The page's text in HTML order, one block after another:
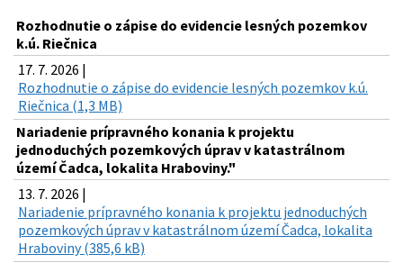
Rozhodnutie o zápise do evidencie lesných pozemkov
k.ú. Riečnica
17. 7. 2026 |
Rozhodnutie o zápise do evidencie lesných pozemkov k.ú.
Riečnica (1,3 MB)
Nariadenie prípravného konania k projektu
jednoduchých pozemkových úprav v katastrálnom
území Čadca, lokalita Hraboviny."
13. 7. 2026 |
Nariadenie prípravného konania k projektu jednoduchých
pozemkových úprav v katastrálnom území Čadca, lokalita
Hraboviny (385,6 kB)